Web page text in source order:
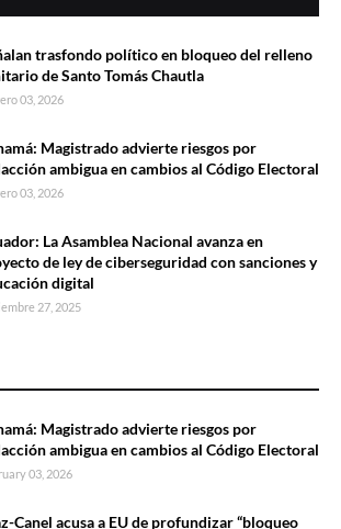
trasfondo político en bloqueo del relleno
de Santo Tomás Chautla
03, 2026
Magistrado advierte riesgos por
ambigua en cambios al Código Electoral
03, 2026
La Asamblea Nacional avanza en
de ley de ciberseguridad con sanciones y
digital
27, 2025
Magistrado advierte riesgos por
ambigua en cambios al Código Electoral
03, 2026
Canel acusa a EU de profundizar “bloqueo